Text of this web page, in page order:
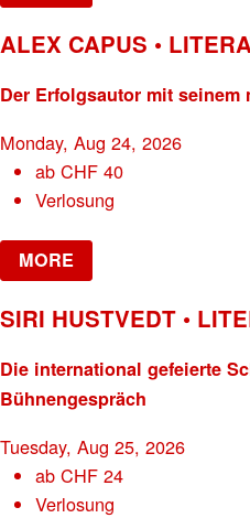
ALEX CAPUS •
Der Erfolgsautor mit seinem
Monday, Aug 24, 2026
abCHF 40
Verlosung
MORE
SIRI HUSTVEDT •
Die international gefeierte
Bühnengespräch
Tuesday, Aug 25, 2026
abCHF 24
Verlosung